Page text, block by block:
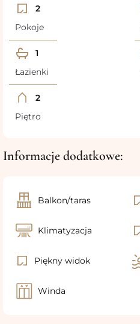
2
Pokoje
1
Łazienki
2
Piętro
Informacje dodatkowe:
Balkon/taras
Klimatyzacja
Piękny widok
Winda